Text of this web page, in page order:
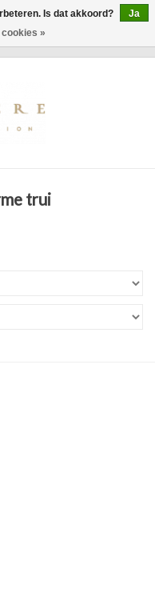
trui
Is dat akkoord?
Ja
»